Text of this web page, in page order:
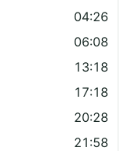
04:26
06:08
13:18
17:18
20:28
21:58